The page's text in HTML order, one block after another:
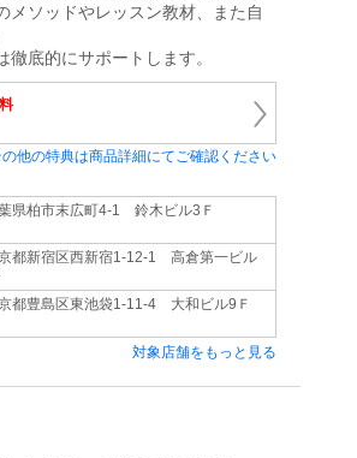
メソッドやレッスン教材、また自
底的にサポートします。
の他の特典は商品詳細にてご確認ください
県柏市末広町4‐1 鈴木ビル3Ｆ
都新宿区西新宿1-12-1 高倉第一ビル
都豊島区東池袋1‐11‐4 大和ビル9Ｆ
対象店舗をもっと見る